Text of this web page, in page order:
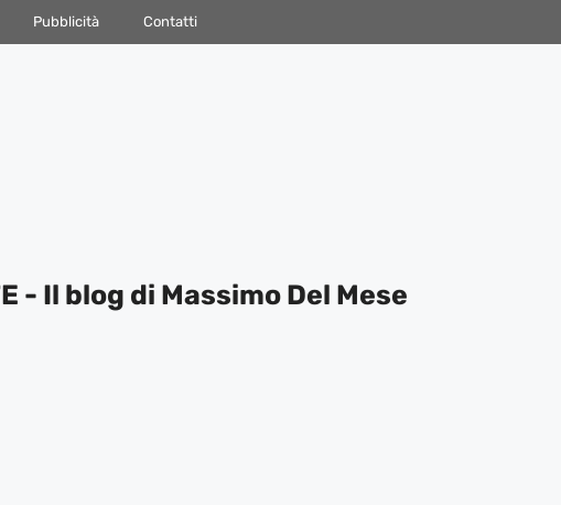
Pubblicità Contatti
- Il blog di Massimo Del Mese